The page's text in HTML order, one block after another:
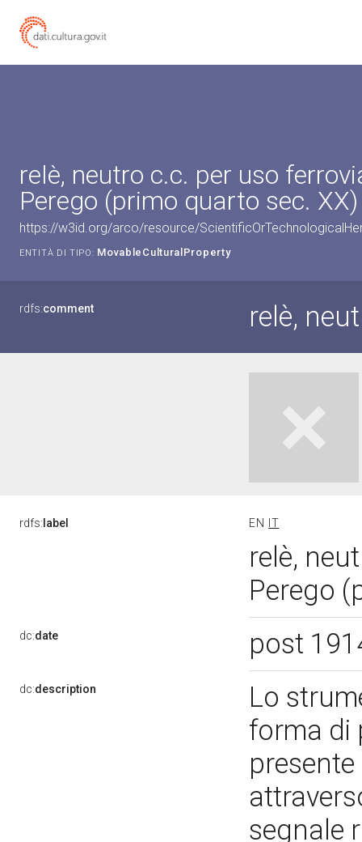
relè, neutro c.c. per uso
Perego (primo quarto sec. XX)
https://w3id.org/arco/resource/
ENTITÀ DI TIPO: MovableCulturalProperty
rdfs:comment relè,
rdfs: label EN IT
relè,
Perego
dc:date post
dc:description
Lo
forma di
segnale